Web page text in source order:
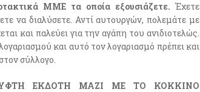
ΜΜΕ τα οποία εξουσιάζετε. Έχετε
να διαλύσετε. Αντί αυτουργών, πολεμάτε με
και παλεύει για την αγάπη του ανιδιοτελώς.
και αυτό τον λογαριασμό πρέπει και
σύλλογο.
ΕΚΔΟΤΗ ΜΑΖΙ ΜΕ ΤΟ ΚΟΚΚΙΝΟ